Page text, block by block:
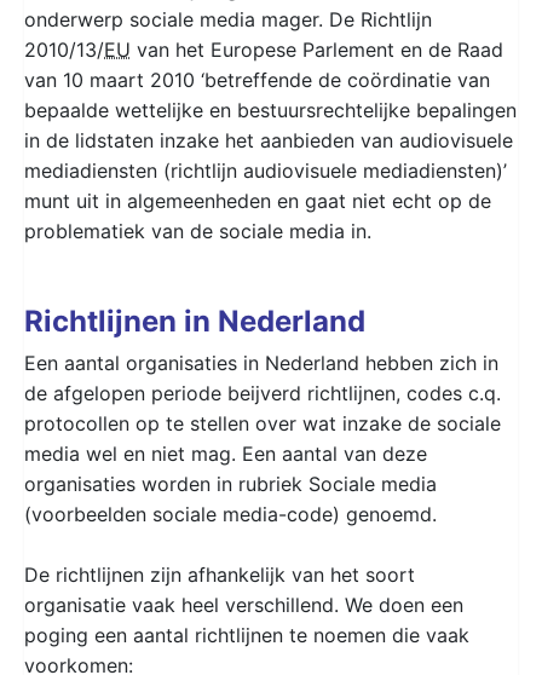
onderwerp sociale media mager. De Richtlijn
2010/13/EU van het Europese Parlement en de Raad
van 10 maart 2010 ‘betreffende de coördinatie van
bepaalde wettelijke en bestuursrechtelijke bepalingen
in de lidstaten inzake het aanbieden van audiovisuele
mediadiensten (richtlijn audiovisuele mediadiensten)’
munt uit in algemeenheden en gaat niet echt op de
problematiek van de sociale media in.
Richtlijnen in Nederland
Een aantal organisaties in Nederland hebben zich in
de afgelopen periode beijverd richtlijnen, codes c.q.
protocollen op te stellen over wat inzake de sociale
media wel en niet mag. Een aantal van deze
organisaties worden in rubriek Sociale media
(voorbeelden sociale media-code) genoemd.
De richtlijnen zijn afhankelijk van het soort
organisatie vaak heel verschillend. We doen een
poging een aantal richtlijnen te noemen die vaak
voorkomen: